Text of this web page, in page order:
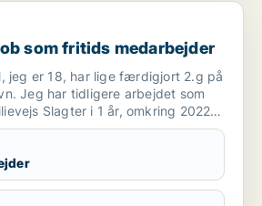
fritids medarbejder
som fritids medarbejder
jeg er 18, har lige færdigjort 2.g på
Jeg har tidligere arbejdet som
Slagter i 1 år, omkring 2022
jeg som reklame og avis